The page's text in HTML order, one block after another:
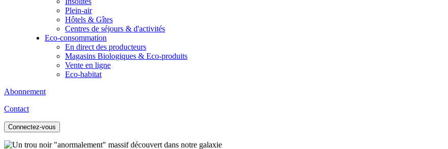
Plein-air
Hôtels & Gîtes
Centres de séjours & d'activités
Eco-consommation
En direct des producteurs
Magasins Biologiques & Eco-produits
Vente en ligne
Eco-habitat
Abonnement
Contact
Connectez-vous